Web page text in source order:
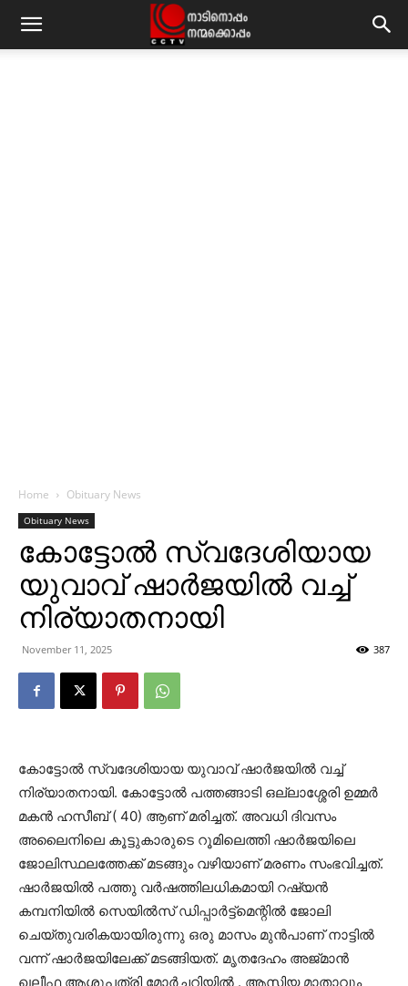
Home Obituary News
Obituary News
കോട്ടോല്‍ സ്വദേശിയായ
യുവാവ് ഷാര്‍ജയില്‍ വച്ച്
നിര്യാതനായി
November 11, 2025 387
കോട്ടോല്‍ സ്വദേശിയായ യുവാവ് ഷാര്‍ജയില്‍ വച്ച്
നിര്യാതനായി. കോട്ടോല്‍ പത്തങ്ങാടി ഒല്ലാശ്ശേരി ഉമ്മര്‍
മകന്‍ ഹസീബ് ( 40) ആണ് മരിച്ചത്. അവധി ദിവസം
അലൈനിലെ കൂട്ടുകാരുടെ റൂമിലെത്തി ഷാര്‍ജയിലെ
ജോലിസ്ഥലത്തേക്ക് മടങ്ങും വഴിയാണ് മരണം സംഭവിച്ചത്.
ഷാര്‍ജയില്‍ പത്തു വര്‍ഷത്തിലധികമായി റഷ്യന്‍
കമ്പനിയില്‍ സെയില്‍സ് ഡിപ്പാര്‍ട്ട്‌മെന്റില്‍ ജോലി
ചെയ്തുവരികയായിരുന്നു ഒരു മാസം മുന്‍പാണ് നാട്ടില്‍
വന്ന് ഷാര്‍ജയിലേക്ക് മടങ്ങിയത്. മൃതദേഹം അജ്മാന്‍
ഖലീഫ ആശുപത്രി മോര്‍ച്ചറിയില്‍ . ആസിയ മാതാവും